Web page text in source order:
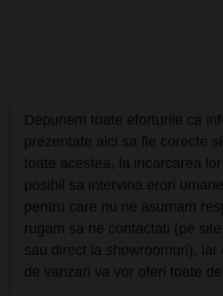
Depunem toate eforturile ca
prezentate aici sa fie corecte
toate acestea, la incarcarea
posibil sa intervina erori
pentru care nu ne asumam
rugam sa ne contactati (pe
sau direct la showroomuri), iar
de vanzari va vor oferi toate